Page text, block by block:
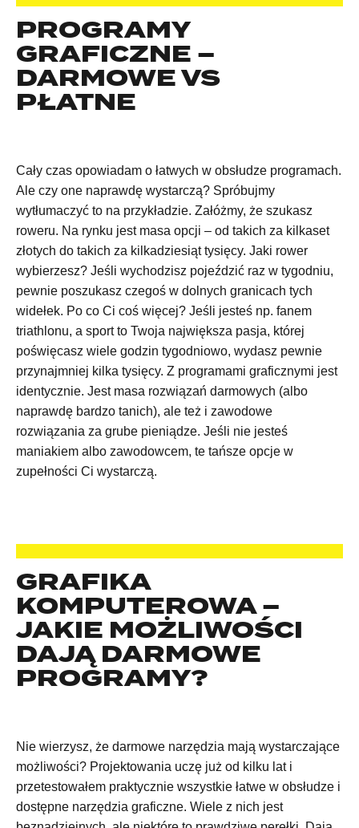
PROGRAMY
GRAFICZNE –
DARMOWE VS
PŁATNE
Cały czas opowiadam o łatwych w obsłudze programach.
Ale czy one naprawdę wystarczą? Spróbujmy
wytłumaczyć to na przykładzie. Załóżmy, że szukasz
roweru. Na rynku jest masa opcji – od takich za kilkaset
złotych do takich za kilkadziesiąt tysięcy. Jaki rower
wybierzesz? Jeśli wychodzisz pojeździć raz w tygodniu,
pewnie poszukasz czegoś w dolnych granicach tych
widełek. Po co Ci coś więcej? Jeśli jesteś np. fanem
triathlonu, a sport to Twoja największa pasja, której
poświęcasz wiele godzin tygodniowo, wydasz pewnie
przynajmniej kilka tysięcy. Z programami graficznymi jest
identycznie. Jest masa rozwiązań darmowych (albo
naprawdę bardzo tanich), ale też i zawodowe
rozwiązania za grube pieniądze. Jeśli nie jesteś
maniakiem albo zawodowcem, te tańsze opcje w
zupełności Ci wystarczą.
GRAFIKA
KOMPUTEROWA –
JAKIE MOŻLIWOŚCI
DAJĄ DARMOWE
PROGRAMY?
Nie wierzysz, że darmowe narzędzia mają wystarczające
możliwości? Projektowania uczę już od kilku lat i
przetestowałem praktycznie wszystkie łatwe w obsłudze i
dostępne narzędzia graficzne. Wiele z nich jest